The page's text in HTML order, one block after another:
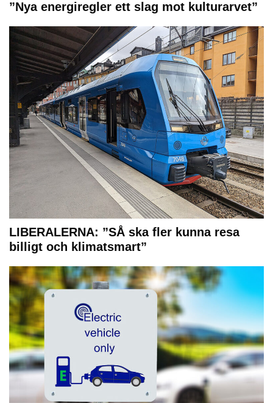
”Nya energiregler ett slag mot kulturarvet”
LIBERALERNA: ”SÅ ska fler kunna resa
billigt och klimatsmart”